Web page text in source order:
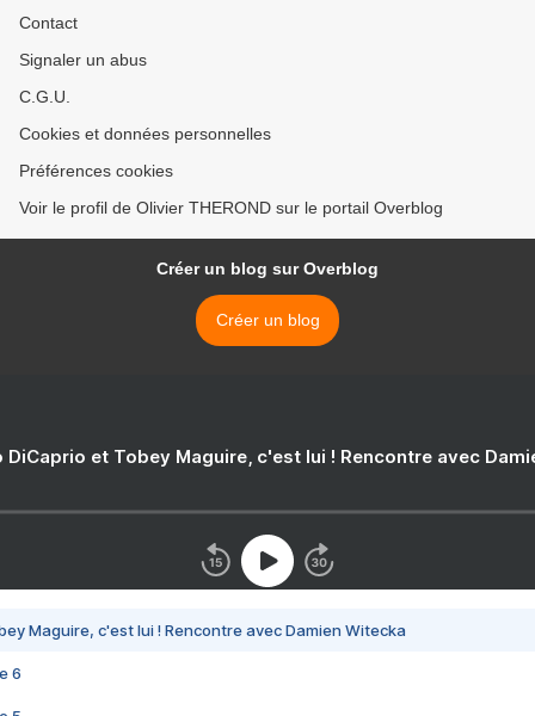
Contact
Signaler un abus
C.G.U.
Cookies et données personnelles
Préférences cookies
Voir le profil de Olivier THEROND sur le portail Overblog
Créer un blog sur Overblog
Créer un blog
DiCaprio et Tobey Maguire, c'est lui ! Rencontre avec
Maguire, c'est lui ! Rencontre avec Damien Witecka
6